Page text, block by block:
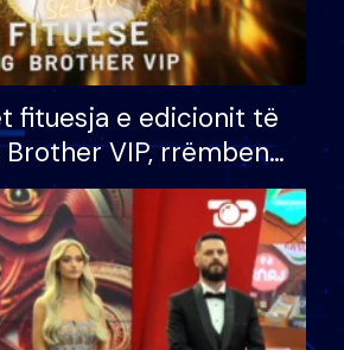
fituesja e edicionit të
VIP, rrëmben
prej 100 mijë eurosh